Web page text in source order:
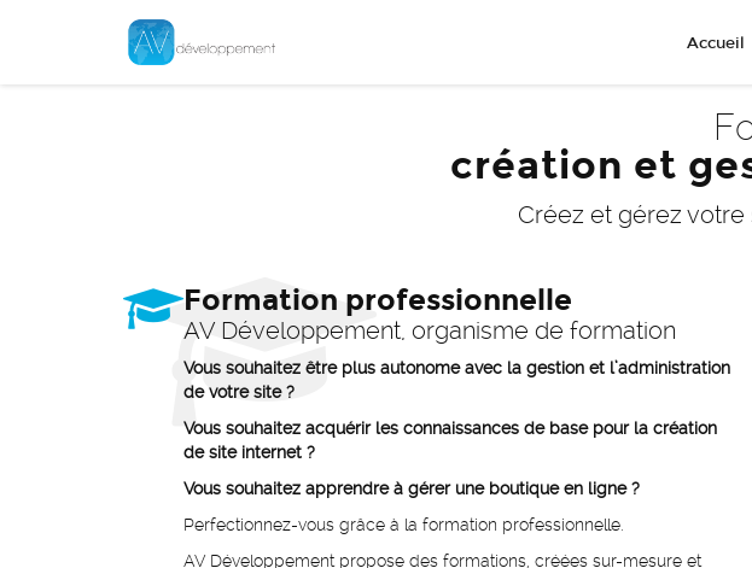
Accueil
création et
Créez et gérez
Formation professionnelle
AV Développement, organisme de formation
Vous souhaitez être plus autonome avec la gestion et l’administration
de votre site ?
Vous souhaitez acquérir les connaissances de base pour la création
de site internet ?
Vous souhaitez apprendre à gérer une boutique en ligne ?
Perfectionnez-vous grâce à la formation professionnelle.
AV Développement propose des formations, créées sur-mesure et